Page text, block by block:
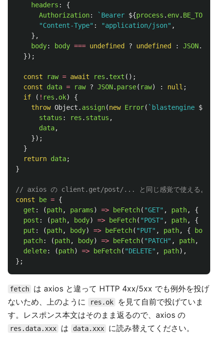
headers :
{
Authorization: `Bearer ${process . env. BE_TOKEN
"Content-Type" : "application/json" ,
},
body: body === undefined ? undefined : JSON.
});
const raw = await res . text ();
const
data = raw ? JSON. parse( raw) : null ;
if
( ! res . ok)
{
throw Object . assign(new Error( `blastengine ${
status : res . status ,
data,
});
}
return data;
}
// axios の client.get/post/... と同じ感覚で使えるように
const
be = {
get : (path, params) => beFetch( "GET" , path, {
post : (path, body) => beFetch( "POST" , path, {
put : (path, body) => beFetch( "PUT" , path, { body
patch: (path, body) => beFetch( "PATCH" , path,
delete: (path) => beFetch( "DELETE" , path),
};
fetch
は axios と違って HTTP 4xx/5xx でも例外を投げ
ないため、上のように
res.ok
を見て自前で投げていま
す。レスポンス本文はそのまま返るので、axios の
res.data.xxx は data.xxx に読み替えてください。